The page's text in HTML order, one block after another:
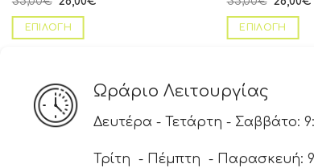
ΕΠΙΛΟΓΉ ΕΠΙΛΟΓΉ
Ωράριο Λειτουργίας
Δευτέρα - Τετάρτη - Σαββάτο:
Τρίτη - Πέμπτη - Παρασκευή: